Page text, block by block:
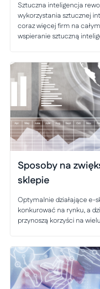
Sztuczna inteligencja
wykorzystania sztucznej
coraz więcej firm na
wspieranie sztuczną
Sposoby na
sklepie
Optymalnie działające e-
konkurować na rynku, a
przynoszą korzyści na